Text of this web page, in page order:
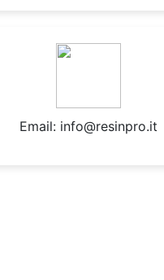
Email: info@resinpro.it